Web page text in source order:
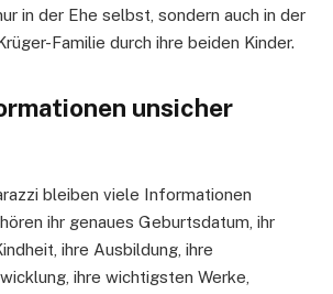
in der Ehe selbst, sondern auch in der
Familie durch ihre beiden Kinder.
unsicher
bleiben viele Informationen
ihr genaues Geburtsdatum, ihr
ihre Ausbildung, ihre
ihre wichtigsten Werke,